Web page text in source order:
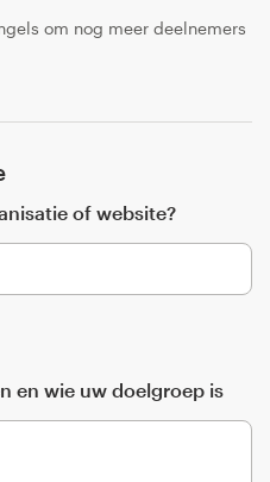
om nog meer deelnemers
of website?
en wie uw doelgroep is